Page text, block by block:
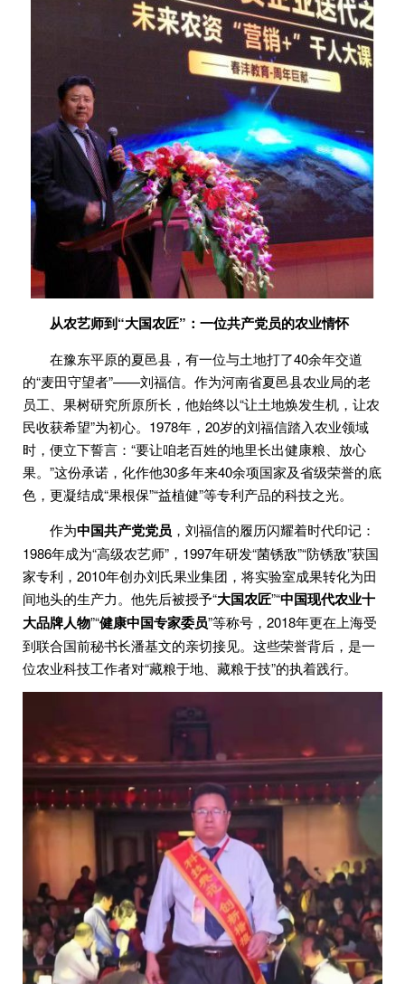
从农艺师到“大国农匠”：一位共产党员的农业情怀
在豫东平原的夏邑县，有一位与土地打了40余年交道
的“麦田守望者”——刘福信。作为河南省夏邑县农业局的老
员工、果树研究所原所长，他始终以“让土地焕发生机，让农
民收获希望”为初心。1978年，20岁的刘福信踏入农业领域
时，便立下誓言：“要让咱老百姓的地里长出健康粮、放心
果。”这份承诺，化作他30多年来40余项国家及省级荣誉的底
色，更凝结成“果根保”“益植健”等专利产品的科技之光。
作为中国共产党党员 ，刘福信的履历闪耀着时代印记：
1986年成为“高级农艺师”，1997年研发“菌锈敌”“防锈敌”获国
家专利，2010年创办刘氏果业集团，将实验室成果转化为田
间地头的生产力。他先后被授予“大国农匠”“中国现代农业十
大品牌人物”“健康中国专家委员”等称号，2018年更在上海受
到联合国前秘书长潘基文的亲切接见。这些荣誉背后，是一
位农业科技工作者对“藏粮于地、藏粮于技”的执着践行。